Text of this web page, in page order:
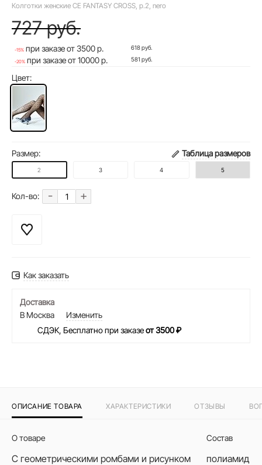
Колготки женские CE FANTASY CROSS, р.2, nero
727 руб.
-15% при заказе от 3500 р. 618 руб.
-20% при заказе от 10000 р. 581 руб.
Цвет:
Размер: Таблица размеров
2 3 4 5
Кол-во: - +
Как заказать
Доставка
В Москва
Изменить
СДЭК, Бесплатно при заказеот 3500 ₽
ОПИСАНИЕ ТОВАРА ХАРАКТЕРИСТИКИ ОТЗЫВЫ
О товаре
С геометрическими ромбами и рисунком
Состав
полиамид